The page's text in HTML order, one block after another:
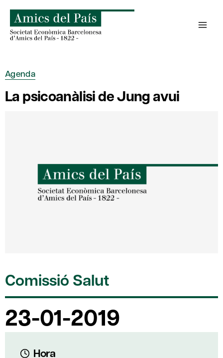
content
Agenda
La psicoanàlisi de Jung avui
Comissió Salut
23-01-2019
Hora